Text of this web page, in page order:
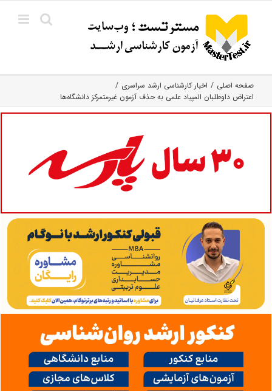
content
صفحه اصلی
اخبار کارشناسی ارشد سراسری
اعتراض داوطلبان المپیاد علمی به حذف آزمون غیرمتمرکز دانشگاه‌ها